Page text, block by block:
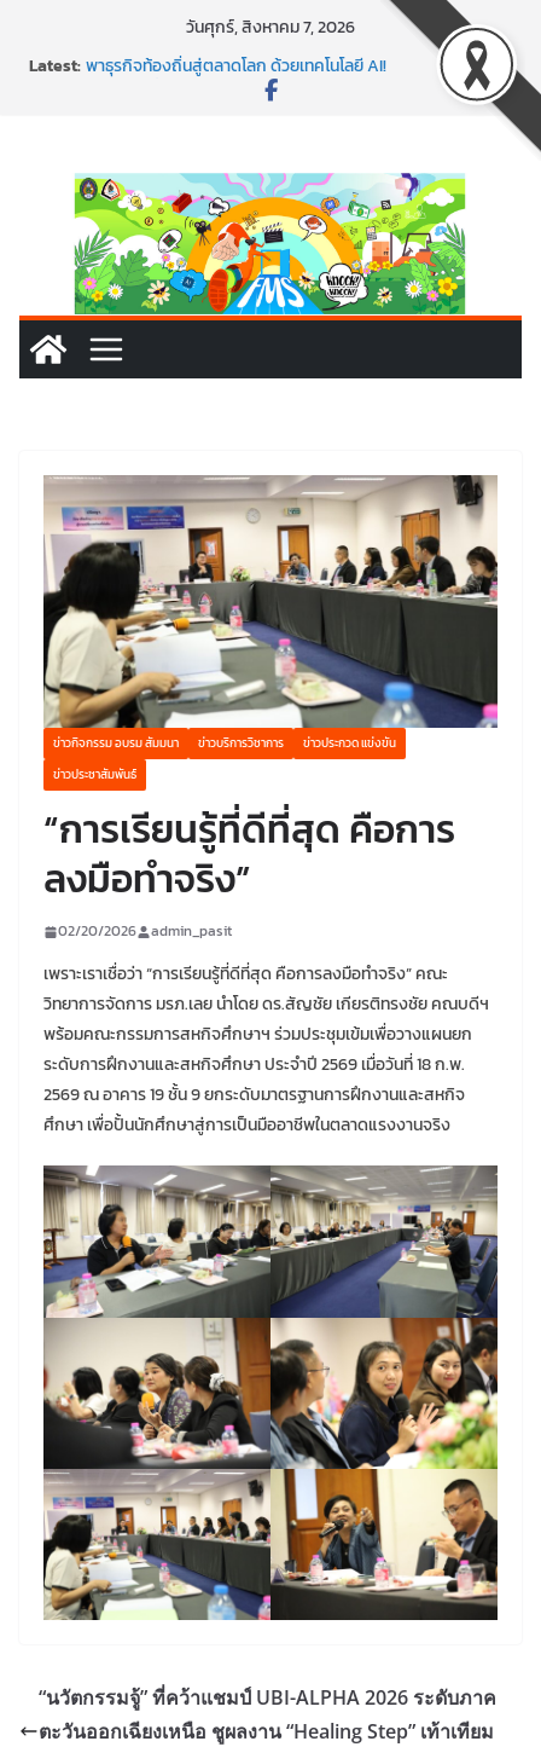
วันศุกร์, สิงหาคม 7, 2026
Latest:พาธุรกิจท้องถิ่นสู่ตลาดโลก ด้วยเทคโนโลยี AI!
SMEs ยุคนี้ ถ้าไม่ใช้ AI ถือว่าพลาดมาก!
พร้อมลุยแล้ว! ปักหมุดโรดแมป AI อัปสกิลธุรกิจให้พุ่งทะยาน
ข่าวกิจกรรม อบรม สัมมนา ข่าวบริการวิชาการ
ข่าวประกวด แข่งขัน
ข่าวประชาสัมพันธ์
“การเรียนรู้ที่ดีที่สุด คือการ
ลงมือทำจริง”
02/20/2026 admin_pasit
เพราะเราเชื่อว่า “การเรียนรู้ที่ดีที่สุด คือการลงมือทำจริง” คณะ
วิทยาการจัดการ มรภ.เลย นำโดย ดร.สัญชัย เกียรติทรงชัย คณบดีฯ
พร้อมคณะกรรมการสหกิจศึกษาฯ ร่วมประชุมเข้มเพื่อวางแผนยก
ระดับการฝึกงานและสหกิจศึกษา ประจำปี 2569 เมื่อวันที่ 18 ก.พ.
2569 ณ อาคาร 19 ชั้น 9 ยกระดับมาตรฐานการฝึกงานและสหกิจ
ศึกษา เพื่อปั้นนักศึกษาสู่การเป็นมืออาชีพในตลาดแรงงานจริง
“นวัตกรรมจู้” ที่คว้าแชมป์ UBI-ALPHA 2026 ระดับภาค
ตะวันออกเฉียงเหนือ ชูผลงาน “Healing Step” เท้าเทียม